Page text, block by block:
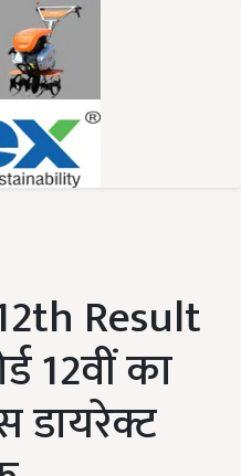
Result
12वीं का
डायरेक्ट